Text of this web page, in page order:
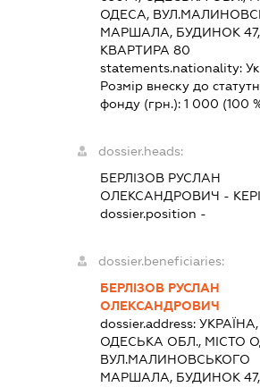
ОДЕСА,
МАРШАЛА, БУДИНОК 47,
КВАРТИРА 80
statements.nationality:
Розмір внеску до
фонду (грн.):1 000 (100
dossier.heads:
БЕРЛІЗОВ РУСЛАН
ОЛЕКСАНДРОВИЧ -
dossier.position -
dossier.beneficiaries:
БЕРЛІЗОВ РУСЛАН
ОЛЕКСАНДРОВИЧ
dossier.address:
ОДЕСЬКА ОБЛ., МІСТО
ВУЛ.МАЛИНОВСЬКОГО
МАРШАЛА, БУДИНОК 47,